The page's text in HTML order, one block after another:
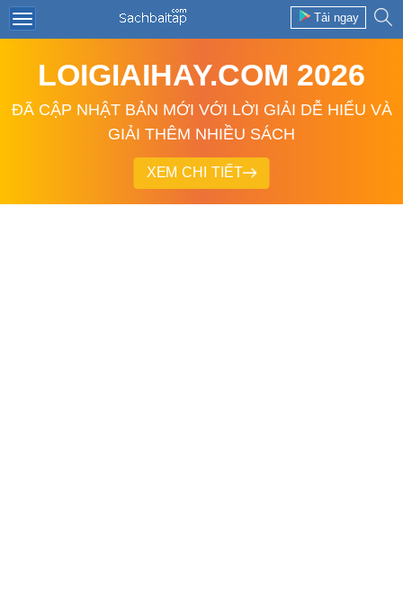
Tải ngay
LOIGIAIHAY.COM 2026
ĐÃ CẬP NHẬT BẢN MỚI VỚI LỜI GIẢI DỄ HIỂU VÀ
GIẢI THÊM NHIỀU SÁCH
XEM CHI TIẾT